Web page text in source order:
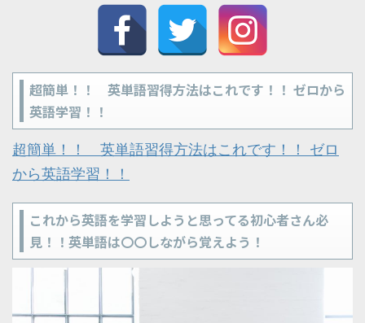
超簡単！！ 英単語習得方法はこれです！！ ゼロから
英語学習！！
超簡単！！ 英単語習得方法はこれです！！ ゼロ
から英語学習！！
これから英語を学習しようと思ってる初心者さん必
見！！英単語は〇〇しながら覚えよう！